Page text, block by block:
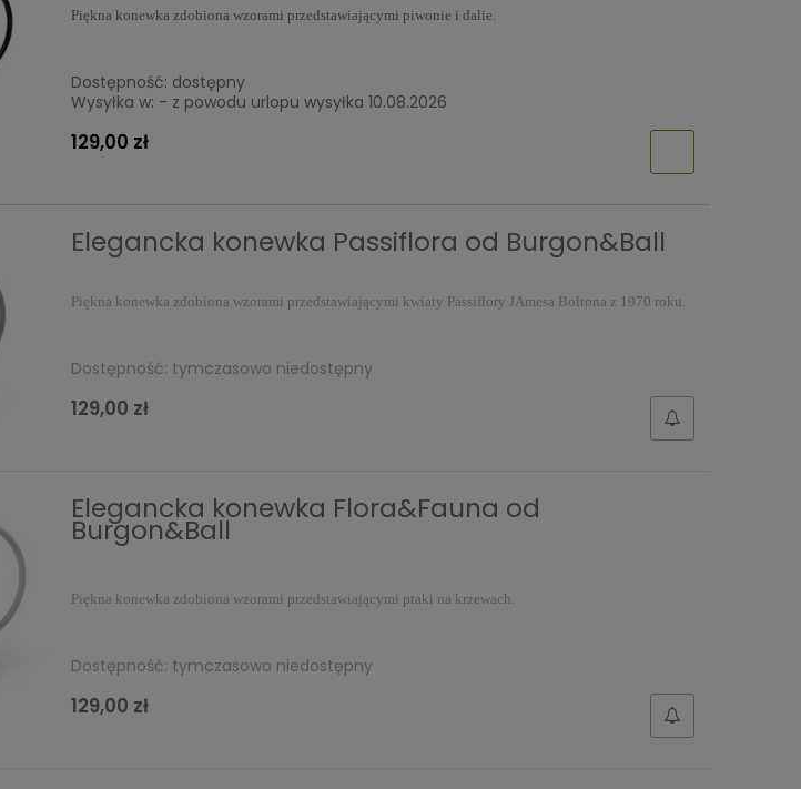
Piękna konewka zdobiona wzorami przedstawiającymi piwonie i dalie.
Dostępność: dostępny
Wysyłka w: - z powodu urlopu wysyłka 10.08.2026
129,00 zł
Elegancka konewka Passiflora od Burgon&Ball
Piękna konewka zdobiona wzorami przedstawiającymi kwiaty Passiflory JAmesa Boltona z 1970 roku.
Dostępność: tymczasowo niedostępny
129,00 zł
Elegancka konewka Flora&Fauna od
Burgon&Ball
Piękna konewka zdobiona wzorami przedstawiającymi ptaki na krzewach.
Dostępność: tymczasowo niedostępny
129,00 zł